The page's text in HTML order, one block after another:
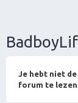
Je hebt niet
forum te